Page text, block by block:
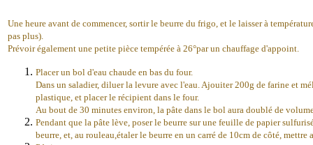
Une heure avant de commencer, sortir le beurre du frigo, et le laisser à
pas plus).
Prévoir également une petite pièce tempérée à 26°par un chauffage d'appoint.
Placer un bol d'eau chaude en bas du four.
Dans un saladier, diluer la levure avec l'eau. Ajouiter 200g de farine et
plastique, et placer le récipient dans le four.
Au bout de 30 minutes environ, la pâte dans le bol aura doublé de
Pendant que la pâte lève, poser le beurre sur une feuille de papier
beurre, et, au rouleau,étaler le beurre en un carré de 10cm de côté, mettre